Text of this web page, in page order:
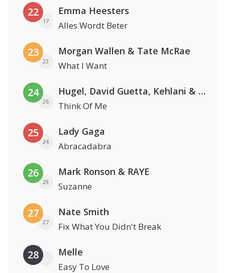
22
17
Emma Heesters
Alles Wordt Beter
23
23
Morgan Wallen & Tate McRae
What I Want
24
26
Hugel, David Guetta, Kehlani & Daecolm
Think Of Me
25
24
Lady Gaga
Abracadabra
26
29
Mark Ronson & RAYE
Suzanne
27
27
Nate Smith
Fix What You Didn't Break
28 Melle
Easy To Love